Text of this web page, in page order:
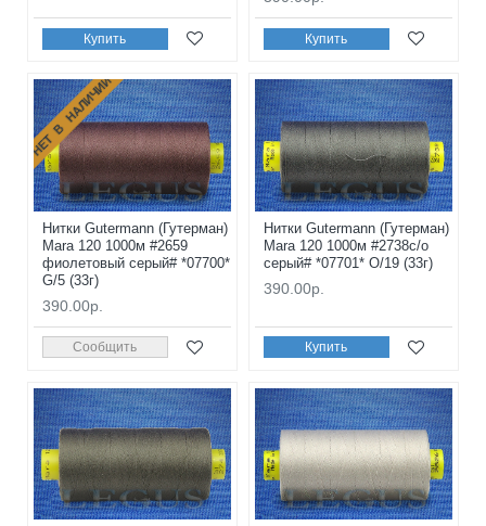
Купить Купить
НЕТ В НАЛИЧИИ
Нитки Gutermann (Гутерман)
Mara 120 1000м #2659
фиолетовый серый# *07700*
G/5 (33г)
390.00р.
Сообщить
Нитки Gutermann (Гутерман)
Mara 120 1000м #2738с/о
серый# *07701* O/19 (33г)
390.00р.
Купить